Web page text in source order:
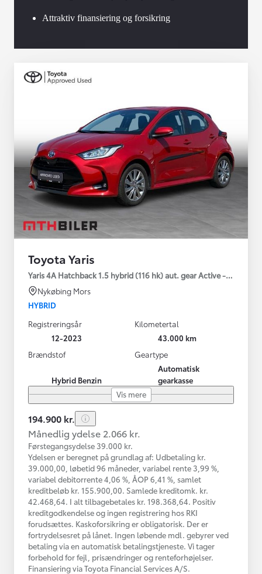
Attraktiv finansiering og forsikring
Toyota Yaris
Yaris 4A Hatchback 1.5 hybrid (116 hk) aut. gear Active -
Nykøbing Mors
HYBRID
Registreringsår
12-2023
Kilometertal
43.000 km
Brændstof
Hybrid Benzin
Geartype
Automatisk
gearkasse
Vis mere
194.900 kr.
Månedlig ydelse 2.066 kr.
Førstegangsydelse 39.000 kr.
Ydelsen er beregnet på grundlag af: Udbetaling kr.
39.000,00, løbetid 96 måneder, variabel rente 3,99 %,
variabel debitorrente 4,06 %, ÅOP 6,41 %, samlet
kreditbeløb kr. 155.900,00. Samlede kreditomk. kr.
42.468,64. I alt tilbagebetales kr. 198.368,64. Positiv
kreditgodkendelse og ingen registrering hos RKI
forudsættes. Kaskoforsikring er obligatorisk. Der er
fortrydelsesret på lånet. Ingen løbende mdl. gebyrer ved
betaling via en automatisk betalingstjeneste. Vi tager
forbehold for fejl, prisændringer og renteforhøjelser.
Finansiering via Toyota Financial Services A/S.